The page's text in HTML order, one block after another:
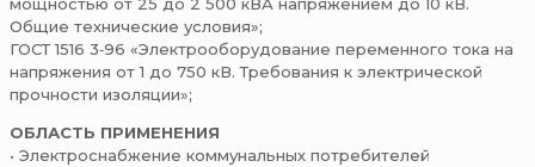
мощностью от 25 до 2 500 кВА напряжением до 10 кВ.
Общие технические условия»;
ГОСТ 1516 3‑96 «Электрооборудование переменного тока на
напряжения от 1 до 750 кВ. Требования к электрической
прочности изоляции»;
ОБЛАСТЬ ПРИМЕНЕНИЯ
• Электроснабжение коммунальных потребителей